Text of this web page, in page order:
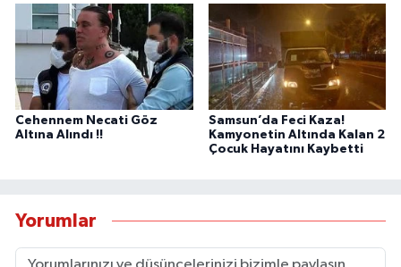
Cehennem Necati Göz
Altına Alındı !!
Samsun’da Feci Kaza!
Kamyonetin Altında Kalan 2
Çocuk Hayatını Kaybetti
Yorumlar